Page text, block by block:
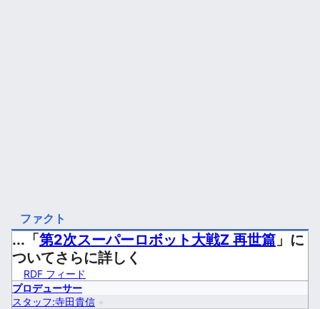
ファクト
...「第2次スーパーロボット大戦Z 再世篇 」に
ついてさらに詳しく
RDF フィード
プロデューサー
スタッフ:寺田貴信 +